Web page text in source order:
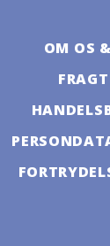
OM OS